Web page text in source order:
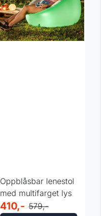
Oppblåsbar lenestol
med multifarget lys
410,- 579,-